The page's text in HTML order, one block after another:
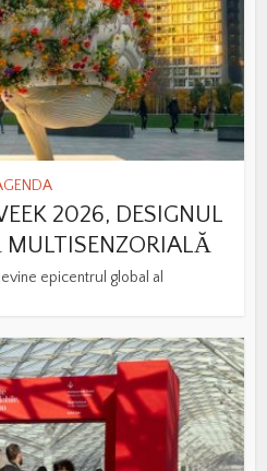
2026, DESIGNUL
MULTISENZORIALĂ
epicentrul global al